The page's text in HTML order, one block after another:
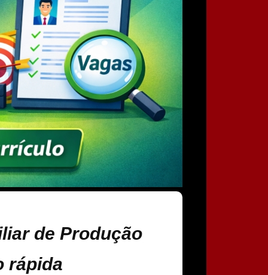
de Produção
rápida